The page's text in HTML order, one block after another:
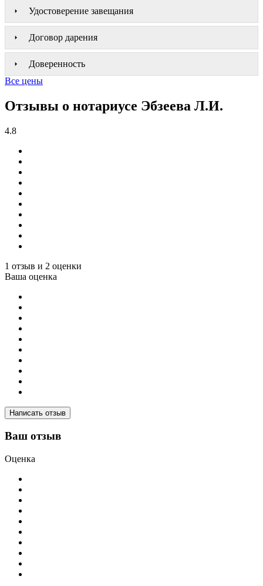
Удостоверение завещания
Договор дарения
Доверенность
Все цены
Отзывы о нотариусе Эбзеева Л.И.
4.8
1 отзыв и 2 оценки
Ваша оценка
Написать отзыв
Ваш отзыв
Оценка